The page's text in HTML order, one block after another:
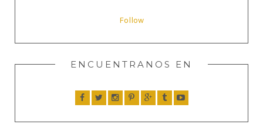
Follow
ENCUENTRANOS EN